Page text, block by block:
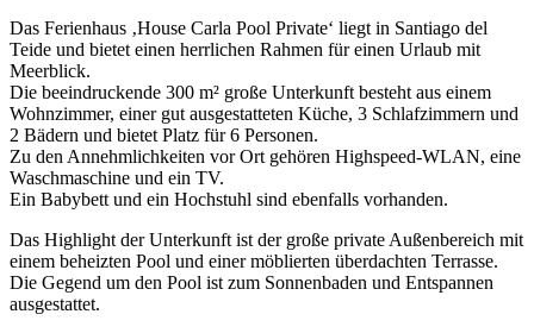
Das Ferienhaus ‚House Carla Pool Private‘ liegt in Santiago del
Teide und bietet einen herrlichen Rahmen für einen Urlaub mit
Meerblick.
Die beeindruckende 300 m² große Unterkunft besteht aus einem
Wohnzimmer, einer gut ausgestatteten Küche, 3 Schlafzimmern und
2 Bädern und bietet Platz für 6 Personen.
Zu den Annehmlichkeiten vor Ort gehören Highspeed-WLAN, eine
Waschmaschine und ein TV.
Ein Babybett und ein Hochstuhl sind ebenfalls vorhanden.
Das Highlight der Unterkunft ist der große private Außenbereich mit
einem beheizten Pool und einer möblierten überdachten Terrasse.
Die Gegend um den Pool ist zum Sonnenbaden und Entspannen
ausgestattet.